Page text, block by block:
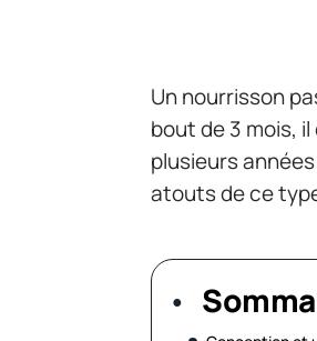
Un nourrisson
bout de 3 mois,
plusieurs
atouts de ce